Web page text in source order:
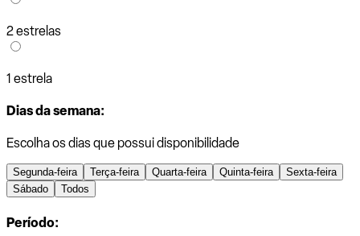
2 estrelas
1 estrela
Dias da semana:
Escolha os dias que possui disponibilidade
Segunda-feira Terça-feira Quarta-feira Quinta-feira
Sexta-feira
Sábado
Todos
Período: